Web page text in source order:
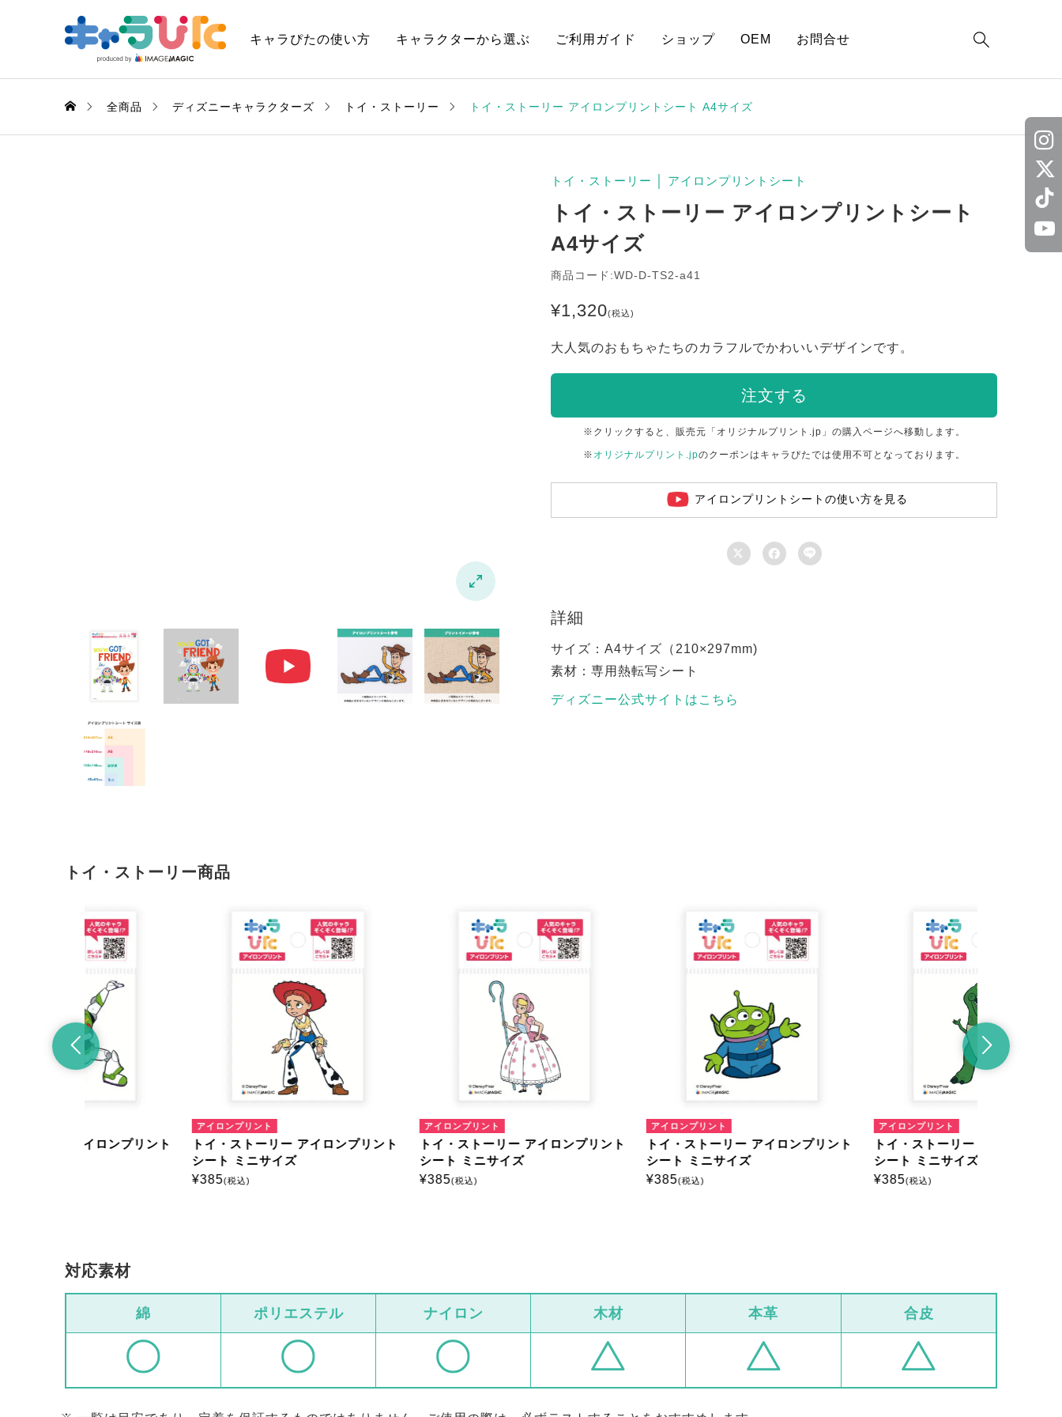
キャラぴたの使い方 キャラクターから選ぶ ご利用ガイド ショップ OEM お問合せ 
全商品 ディズニーキャラクターズ トイ・ストーリー トイ・ストーリー アイロンプリントシート A4サイズ

トイ・ストーリー アイロンプリントシート
トイ・ストーリー アイロンプリントシート
A4サイズ
商品コード:WD-D-TS2-a41
¥1,320(税込)
大人気のおもちゃたちのカラフルでかわいいデザインです。
注文する
※クリックすると、販売元「オリジナルプリント.jp」の購入ページへ移動します。
※ オリジナルプリント.jpのクーポンはキャラぴたでは使用不可となっております。
アイロンプリントシートの使い方を見る
  
詳細
サイズ：A4サイズ（210×297mm)
素材：専用熱転写シート
ディズニー公式サイトはこちら
トイ・ストーリー商品
トイ・ストーリー アイロンプリント
トイ・ストーリー アイロンプリント
トイ・ストーリー アイロンプリント
トイ・ストーリー アイロンプリント
対応素材
綿 ポリエステル ナイロン 木材 本革 合皮